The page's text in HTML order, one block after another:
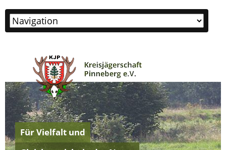
Zielseite
Für Vielfalt und